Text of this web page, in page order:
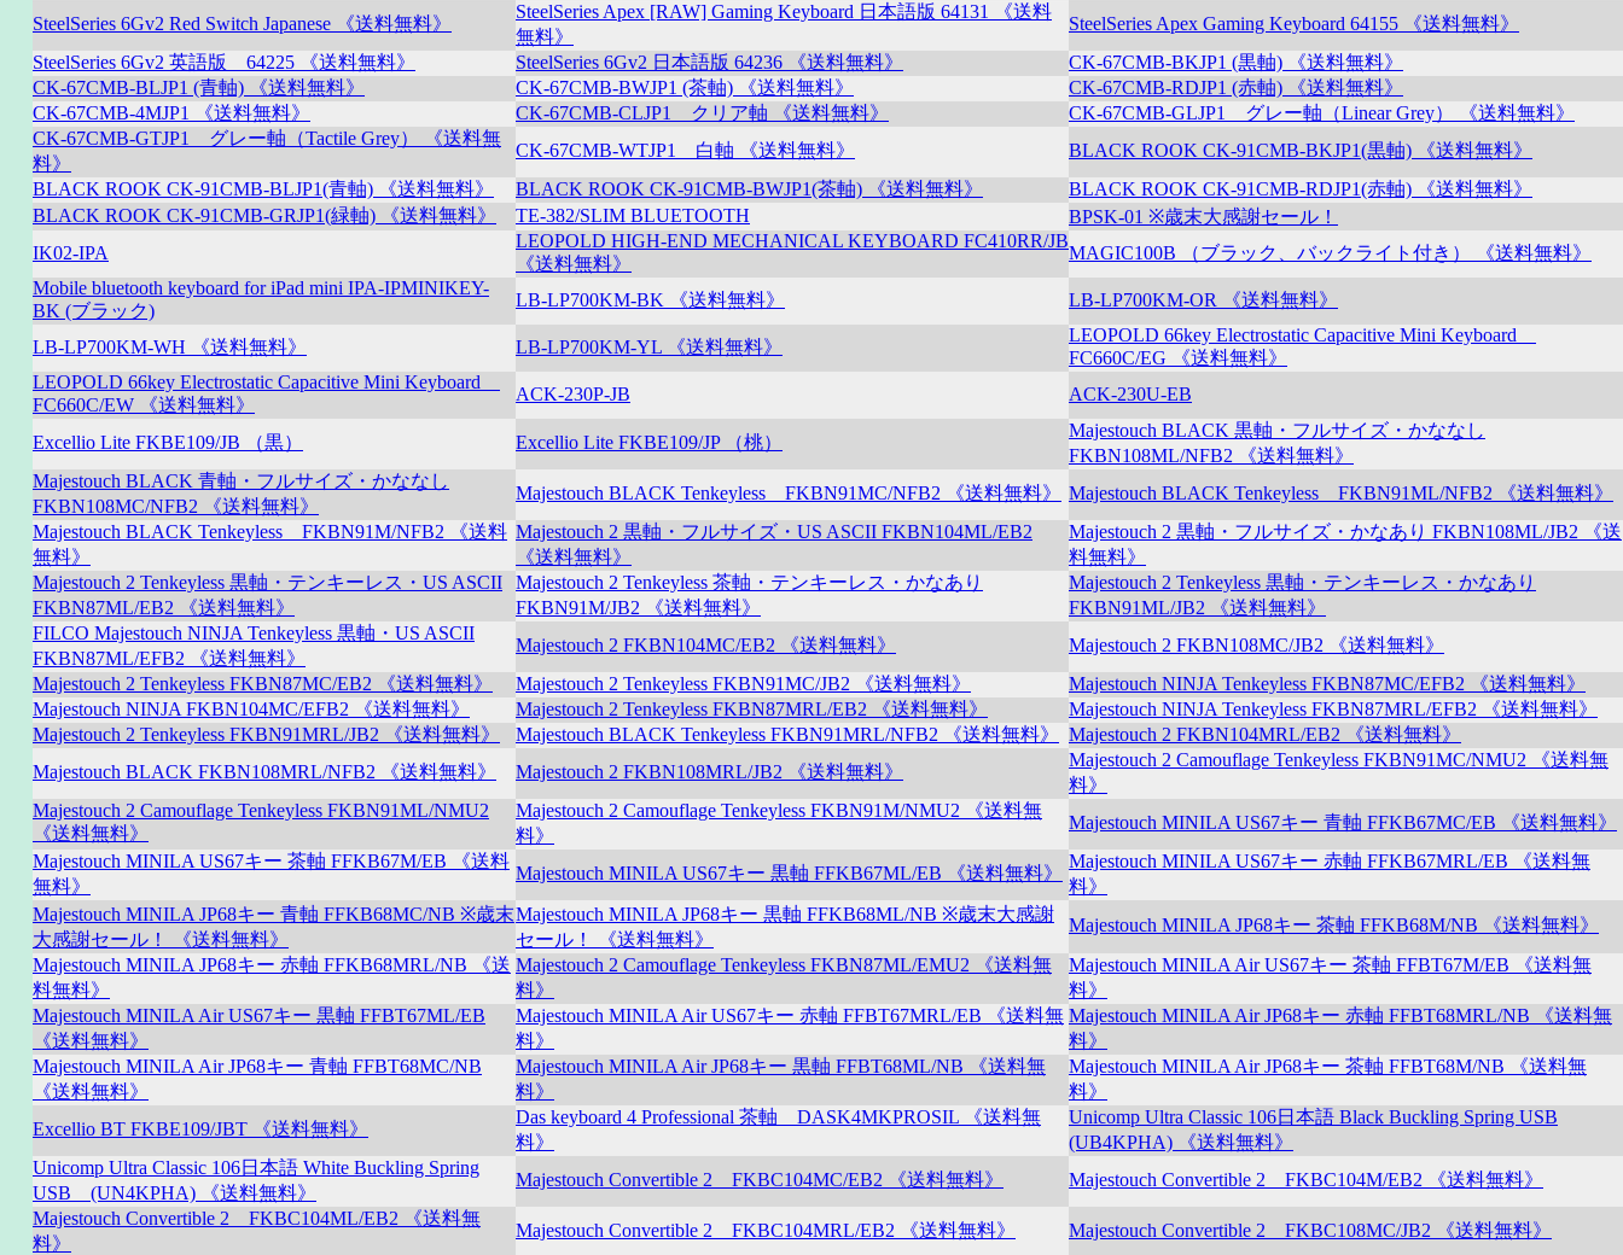
SteelSeries 6Gv2 Red Switch Japanese 《送料無料》
SteelSeries Apex [RAW] Gaming Keyboard 日本語版 64131 《送料
無料》
SteelSeries Apex Gaming Keyboard 64155 《送料無料》
SteelSeries 6Gv2 英語版 64225 《送料無料》
SteelSeries 6Gv2 日本語版 64236 《送料無料》
CK-67CMB-BKJP1 (黒軸) 《送料無料》
CK-67CMB-BLJP1 (青軸) 《送料無料》
CK-67CMB-BWJP1 (茶軸) 《送料無料》
CK-67CMB-RDJP1 (赤軸) 《送料無料》
CK-67CMB-4MJP1 《送料無料》
CK-67CMB-CLJP1 クリア軸 《送料無料》
CK-67CMB-GLJP1 グレー軸（Linear Grey） 《送料無料》
CK-67CMB-GTJP1 グレー軸（Tactile Grey） 《送料無
料》
CK-67CMB-WTJP1 白軸 《送料無料》
BLACK ROOK CK-91CMB-BKJP1(黒軸) 《送料無料》
BLACK ROOK CK-91CMB-BLJP1(青軸) 《送料無料》
BLACK ROOK CK-91CMB-BWJP1(茶軸) 《送料無料》
BLACK ROOK CK-91CMB-RDJP1(赤軸) 《送料無料》
BLACK ROOK CK-91CMB-GRJP1(緑軸) 《送料無料》
TE-382/SLIM BLUETOOTH
BPSK-01 ※歳末大感謝セール！
IK02-IPA
LEOPOLD HIGH-END MECHANICAL KEYBOARD FC410RR/JB
《送料無料》
MAGIC100B （ブラック、バックライト付き） 《送料無料》
Mobile bluetooth keyboard for iPad mini IPA-IPMINIKEY-
BK (ブラック)
LB-LP700KM-BK 《送料無料》 LB-LP700KM-OR 《送料無料》
LB-LP700KM-WH 《送料無料》 LB-LP700KM-YL 《送料無料》
LEOPOLD 66key Electrostatic Capacitive Mini Keyboard
FC660C/EG 《送料無料》
LEOPOLD 66key Electrostatic Capacitive Mini Keyboard
FC660C/EW 《送料無料》
ACK-230P-JB ACK-230U-EB
Excellio Lite FKBE109/JB （黒） Excellio Lite FKBE109/JP （桃）
Majestouch BLACK 黒軸・フルサイズ・かななし
FKBN108ML/NFB2 《送料無料》
Majestouch BLACK 青軸・フルサイズ・かななし
FKBN108MC/NFB2 《送料無料》
Majestouch BLACK Tenkeyless FKBN91MC/NFB2 《送料無料》
Majestouch BLACK Tenkeyless FKBN91ML/NFB2 《送料無料》
Majestouch BLACK Tenkeyless FKBN91M/NFB2 《送料
無料》
Majestouch 2 黒軸・フルサイズ・US ASCII FKBN104ML/EB2
《送料無料》
Majestouch 2 黒軸・フルサイズ・かなあり FKBN108ML/JB2 《送
料無料》
Majestouch 2 Tenkeyless 黒軸・テンキーレス・US ASCII
FKBN87ML/EB2 《送料無料》
Majestouch 2 Tenkeyless 茶軸・テンキーレス・かなあり
FKBN91M/JB2 《送料無料》
Majestouch 2 Tenkeyless 黒軸・テンキーレス・かなあり
FKBN91ML/JB2 《送料無料》
FILCO Majestouch NINJA Tenkeyless 黒軸・US ASCII
FKBN87ML/EFB2 《送料無料》
Majestouch 2 FKBN104MC/EB2 《送料無料》
Majestouch 2 FKBN108MC/JB2 《送料無料》
Majestouch 2 Tenkeyless FKBN87MC/EB2 《送料無料》
Majestouch 2 Tenkeyless FKBN91MC/JB2 《送料無料》
Majestouch NINJA Tenkeyless FKBN87MC/EFB2 《送料無料》
Majestouch NINJA FKBN104MC/EFB2 《送料無料》
Majestouch 2 Tenkeyless FKBN87MRL/EB2 《送料無料》
Majestouch NINJA Tenkeyless FKBN87MRL/EFB2 《送料無料》
Majestouch 2 Tenkeyless FKBN91MRL/JB2 《送料無料》
Majestouch BLACK Tenkeyless FKBN91MRL/NFB2 《送料無料》
Majestouch 2 FKBN104MRL/EB2 《送料無料》
Majestouch BLACK FKBN108MRL/NFB2 《送料無料》
Majestouch 2 FKBN108MRL/JB2 《送料無料》
Majestouch 2 Camouflage Tenkeyless FKBN91MC/NMU2 《送料無
料》
Majestouch 2 Camouflage Tenkeyless FKBN91ML/NMU2
《送料無料》
Majestouch 2 Camouflage Tenkeyless FKBN91M/NMU2 《送料無
料》
Majestouch MINILA US67キー 青軸 FFKB67MC/EB 《送料無料》
Majestouch MINILA US67キー 茶軸 FFKB67M/EB 《送料
無料》
Majestouch MINILA US67キー 黒軸 FFKB67ML/EB 《送料無料》
Majestouch MINILA US67キー 赤軸 FFKB67MRL/EB 《送料無
料》
Majestouch MINILA JP68キー 青軸 FFKB68MC/NB ※歳末
大感謝セール！ 《送料無料》
Majestouch MINILA JP68キー 黒軸 FFKB68ML/NB ※歳末大感謝
セール！ 《送料無料》
Majestouch MINILA JP68キー 茶軸 FFKB68M/NB 《送料無料》
Majestouch MINILA JP68キー 赤軸 FFKB68MRL/NB 《送
料無料》
Majestouch 2 Camouflage Tenkeyless FKBN87ML/EMU2 《送料無
料》
Majestouch MINILA Air US67キー 茶軸 FFBT67M/EB 《送料無
料》
Majestouch MINILA Air US67キー 黒軸 FFBT67ML/EB
《送料無料》
Majestouch MINILA Air US67キー 赤軸 FFBT67MRL/EB 《送料無
料》
Majestouch MINILA Air JP68キー 赤軸 FFBT68MRL/NB 《送料無
料》
Majestouch MINILA Air JP68キー 青軸 FFBT68MC/NB
《送料無料》
Majestouch MINILA Air JP68キー 黒軸 FFBT68ML/NB 《送料無
料》
Majestouch MINILA Air JP68キー 茶軸 FFBT68M/NB 《送料無
料》
Excellio BT FKBE109/JBT 《送料無料》
Das keyboard 4 Professional 茶軸 DASK4MKPROSIL 《送料無
料》
Unicomp Ultra Classic 106日本語 Black Buckling Spring USB
(UB4KPHA) 《送料無料》
Unicomp Ultra Classic 106日本語 White Buckling Spring
USB (UN4KPHA) 《送料無料》
Majestouch Convertible 2 FKBC104MC/EB2 《送料無料》
Majestouch Convertible 2 FKBC104M/EB2 《送料無料》
Majestouch Convertible 2 FKBC104ML/EB2 《送料無
料》
Majestouch Convertible 2 FKBC104MRL/EB2 《送料無料》
Majestouch Convertible 2 FKBC108MC/JB2 《送料無料》